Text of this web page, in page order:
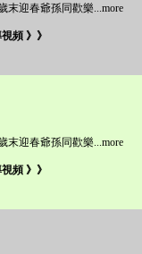
末迎春爺孫同歡樂...more
頻 》》
末迎春爺孫同歡樂...more
頻 》》